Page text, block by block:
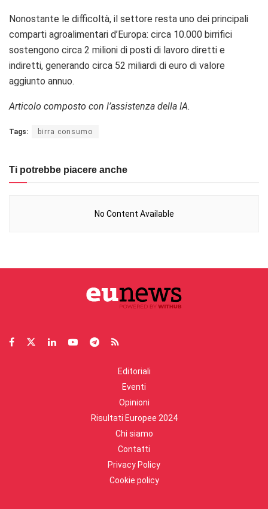
Nonostante le difficoltà, il settore resta uno dei principali
comparti agroalimentari d’Europa: circa 10.000 birrifici
sostengono circa 2 milioni di posti di lavoro diretti e
indiretti, generando circa 52 miliardi di euro di valore
aggiunto annuo.
Articolo composto con l’assistenza della IA.
Tags: birra consumo
Ti potrebbe piacere anche
No Content Available
Editoriali
Eventi
Opinioni
Risultati Europee 2024
Chi siamo
Contatti
Privacy Policy
Cookie policy